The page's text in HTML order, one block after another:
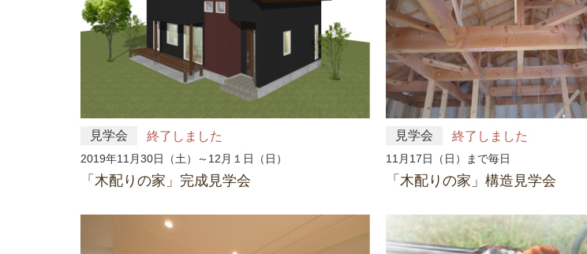
見学会 終了しました
2019年11月30日（土）～12月１日（日）
「木配りの家」完成見学会
見学会 終了しました
11月17日（日）まで毎日
「木配りの家」構造見学会